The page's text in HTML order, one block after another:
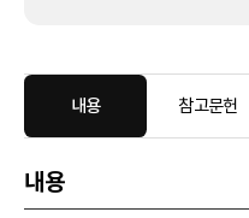
내용 참고문헌
내용